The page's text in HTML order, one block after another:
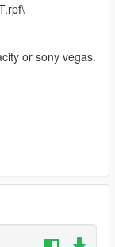
or sony vegas.